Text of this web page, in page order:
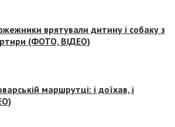
врятували дитину і собаку з
(ФОТО, ВІДЕО)
маршрутці: і доїхав, і